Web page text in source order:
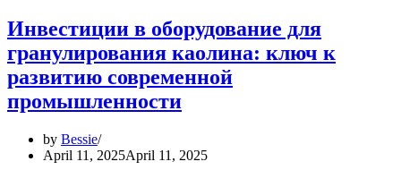
Инвестиции в оборудование для
гранулирования каолина: ключ к
развитию современной
промышленности
by Bessie
April 11, 2025April 11, 2025